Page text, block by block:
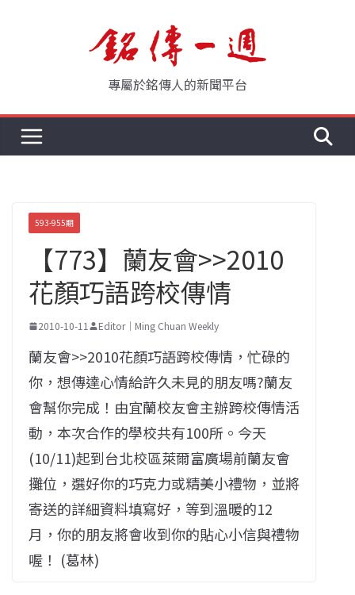
專屬於銘傳人的新聞平台
593-955期
【773】蘭友會>>2010
花顏巧語跨校傳情
2010-10-11 Editor｜Ming Chuan Weekly
蘭友會>>2010花顏巧語跨校傳情，忙碌的
你，想傳達心情給許久未見的朋友嗎?蘭友
會幫你完成！由宜蘭校友會主辦跨校傳情活
動，本次合作的學校共有100所。今天
(10/11)起到台北校區萊爾富廣場前蘭友會
攤位，選好你的巧克力或精美小禮物，並將
寄送的詳細資料填寫好，等到溫暖的12
月，你的朋友將會收到你的貼心小信與禮物
喔！ (葛林)